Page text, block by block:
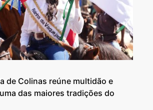
de Colinas reúne multidão e
das maiores tradições do